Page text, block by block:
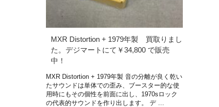
MXR Distortion + 1979年製 買取りまし
た。デジマートにて￥34,800 で販売
中！
MXR Distortion + 1979年製 音の分離が良く乾い
たサウンドは単体での歪み、ブースター的な使
用時にもその個性を前面に出し、1970sロック
の代表的サウンドを作り出します。 デ …